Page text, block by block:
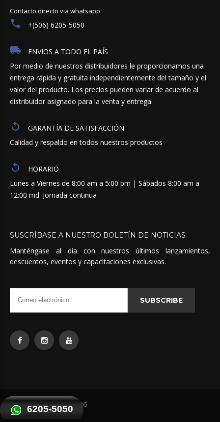
6205-5050
Contacto directo via whatsapp
+(506) 6205-5050
ENVIOS A TODO EL PAÍS
Por medio de nuestros distribuidores le proporcionamos una
entrega rápida y gratuita independientemente del tamaño y el
valor del producto. Los precios pueden variar de acuerdo al
distribuidor asignado para la venta y entrega.
GARANTÍA DE SATISFACCIÓN
Calidad y respaldo en todos nuestros productos
HORARIO
Lunes a Viernes de 8:00 am a 5:00 pm | Sábados 8:00 am a
12:00 md. Jornada continua
SUSCRÍBASE A NUESTRO BOLETÍN DE NOTICIAS
Manténgase al día con nuestros últimos lanzamientos,
descuentos, eventos y capacitaciones exclusivas.
SUBSCRIBE
Quimicas Unidas © 2026